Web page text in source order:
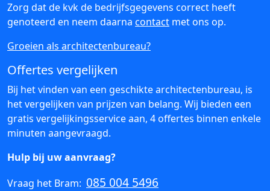
Zorg dat de kvk de bedrijfsgegevens correct heeft
genoteerd en neem daarna contact met ons op.
Groeien als architectenbureau?
Offertes vergelijken
Bij het vinden van een geschikte architectenbureau, is
het vergelijken van prijzen van belang. Wij bieden een
gratis vergelijkingsservice aan, 4 offertes binnen enkele
minuten aangevraagd.
Hulp bij uw aanvraag?
Vraag het Bram: 085 004 5496